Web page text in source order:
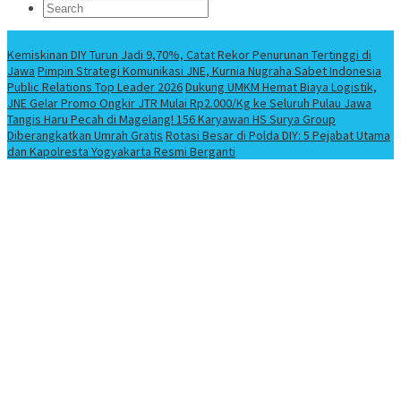
Kemiskinan DIY Turun Jadi 9,70%, Catat Rekor Penurunan Tertinggi di
Jawa Pimpin Strategi Komunikasi JNE, Kurnia Nugraha Sabet Indonesia
Public Relations Top Leader 2026Dukung UMKM Hemat Biaya Logistik,
JNE Gelar Promo Ongkir JTR Mulai Rp2.000/Kg ke Seluruh Pulau Jawa
Tangis Haru Pecah di Magelang! 156 Karyawan HS Surya Group
Diberangkatkan Umrah Gratis Rotasi Besar di Polda DIY: 5 Pejabat Utama
dan Kapolresta Yogyakarta Resmi Berganti